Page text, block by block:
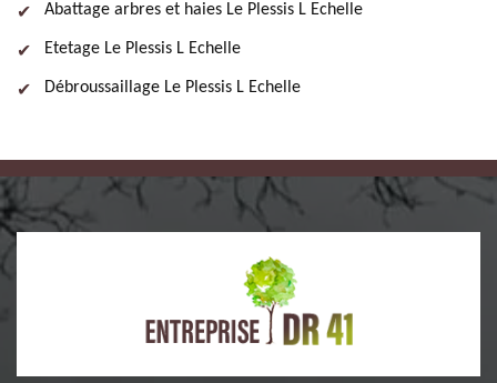
Abattage arbres et haies Le Plessis L Echelle
Etetage Le Plessis L Echelle
Débroussaillage Le Plessis L Echelle